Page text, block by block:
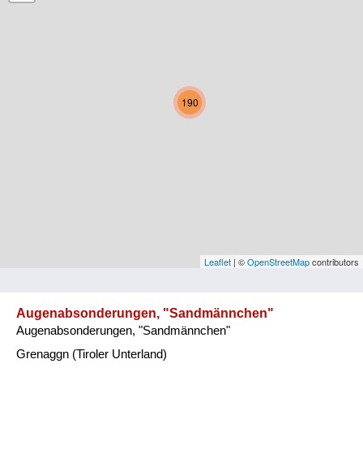
Niederösterreich
Oberösterreich
Vorarlberg
Kategorie
190
Leaflet | ©OpenStreetMapcontributors
Augenabsonderungen, "Sandmännchen"
Augenabsonderungen, "Sandmännchen"
Grenaggn (Tiroler Unterland)